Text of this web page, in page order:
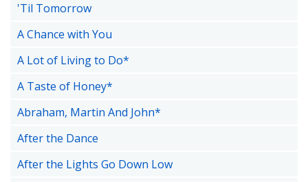
'Til Tomorrow
A Chance with You
A Lot of Living to Do*
A Taste of Honey*
Abraham, Martin And John*
After the Dance
After the Lights Go Down Low